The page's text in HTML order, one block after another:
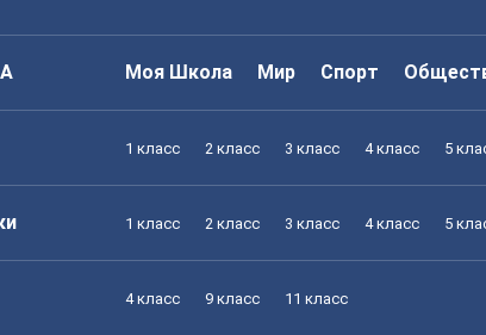
Моя Школа Мир Спорт
1 класс 2 класс 3 класс 4 класс 5
1 класс 2 класс 3 класс 4 класс 5
4 класс 9 класс 11 класс